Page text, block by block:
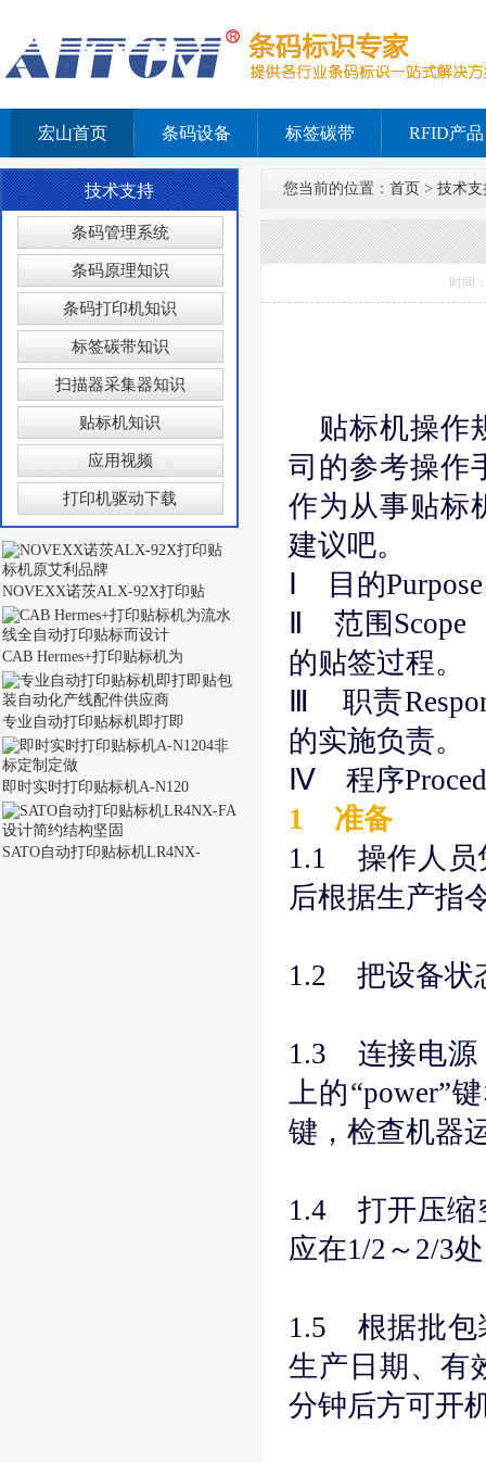
宏山首页 条码设备 标签碳带 RFID产品
技术支持
条码管理系统
条码原理知识
条码打印机知识
标签碳带知识
扫描器采集器知识
贴标机知识
应用视频
打印机驱动下载
NOVEXX诺茨ALX-92X打印贴
CAB Hermes+打印贴标机为
专业自动打印贴标机即打即
即时实时打印贴标机A-N120
SATO自动打印贴标机LR4NX-
您当前的位置： 首页 > 技术支
时间
贴标机操作
司的参考操作
作为从事贴标
建议吧。
Ⅰ 目的
Ⅱ 范围
的贴签过程。
Ⅲ 职责
的实施负责。
Ⅳ 程序
1 准备
1.1 操作人员
后根据生产
1.2 把设备状
1.3 连接电源
上的“power”
键，检查机器
1.4 打开压缩
应在1/2～2/
1.5 根据批包
生产日期、有
分钟后方可